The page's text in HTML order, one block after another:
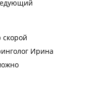
Ирина